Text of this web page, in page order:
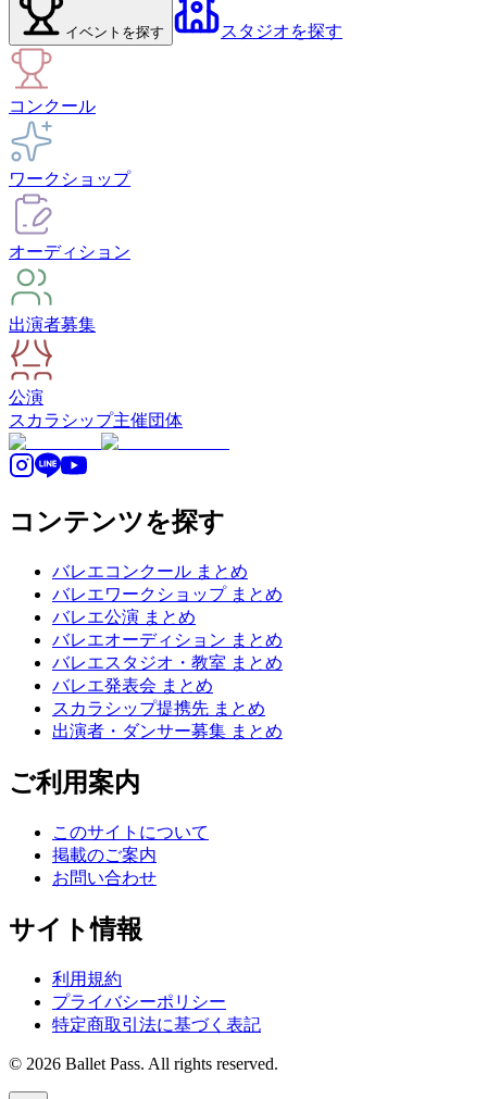
イベント を探す スタジオを探す
コンクール
ワークショップ
オーディション
出演者募集
公演
スカラシップ主催団体
コンテンツを探す
バレエコンクール まとめ
バレエワークショップ まとめ
バレエ公演 まとめ
バレエオーディション まとめ
バレエスタジオ・教室 まとめ
バレエ発表会 まとめ
スカラシップ提携先 まとめ
出演者・ダンサー募集 まとめ
ご利用案内
このサイトについて
掲載のご案内
お問い合わせ
サイト情報
利用規約
プライバシーポリシー
特定商取引法に基づく表記
© 2026 Ballet Pass. All rights reserved.